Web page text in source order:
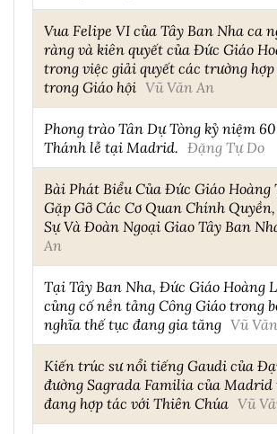
Vua Felipe VI của Tây Ban Nha ca
ràng và kiên quyết của Đức Giáo
trong việc giải quyết các trường
trong Giáo hội Vũ Văn An
Phong trào Tân Dự Tòng kỷ niệm
Thánh lễ tại Madrid. Đặng Tự Do
Bài Phát Biểu Của Đức Giáo Hoàng
Gặp Gỡ Các Cơ Quan Chính
Sự Và Đoàn Ngoại Giao Tây Ban
An
Tại Tây Ban Nha, Đức Giáo Hoàng
củng cố nền tảng Công Giáo trong
nghĩa thế tục đang gia tăng Vũ
Kiến trúc sư nổi tiếng Gaudi của
đường Sagrada Familia của
đang hợp tác với Thiên Chúa Vũ